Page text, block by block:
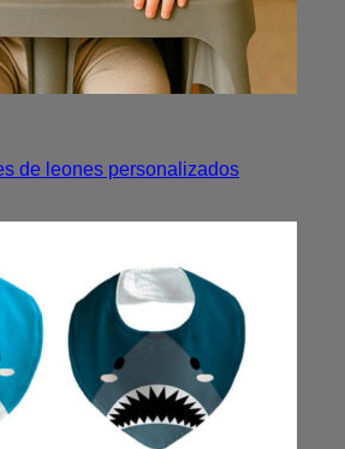
de leones personalizados